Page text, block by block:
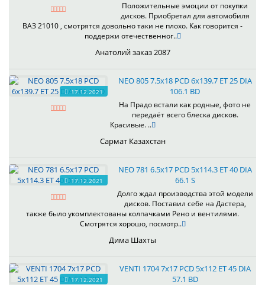
Положительные эмоции от покупки
дисков. Приобретал для автомобиля
ВАЗ 21010 , смотрятся довольно таки не плохо. Как говорится -
поддержи отечественног..
Анатолий заказ 2087
17.12.2021
NEO 805 7.5x18 PCD 6x139.7 ET 25 DIA
106.1 BD
На Прадо встали как родные, фото не
передаёт всего блеска дисков.
Красивые. ..
Сармат Казахстан
17.12.2021
NEO 781 6.5x17 PCD 5x114.3 ET 40 DIA
66.1 S
Долго ждал производства этой модели
дисков. Поставил себе на Дастера,
также было укомплектованы колпачками Рено и вентилями.
Смотрятся хорошо, посмотр..
Дима Шахты
17.12.2021
VENTI 1704 7x17 PCD 5x112 ET 45 DIA
57.1 BD